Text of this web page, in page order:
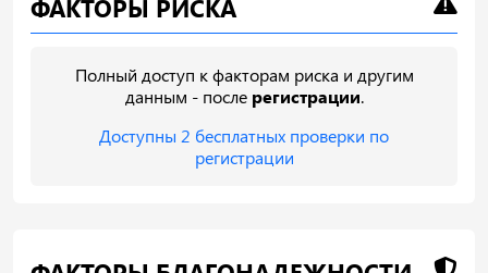
ФАКТОРЫ РИСКА
Полный доступ к факторам риска и другим
данным - после регистрации.
Доступны 2 бесплатных проверки по
регистрации